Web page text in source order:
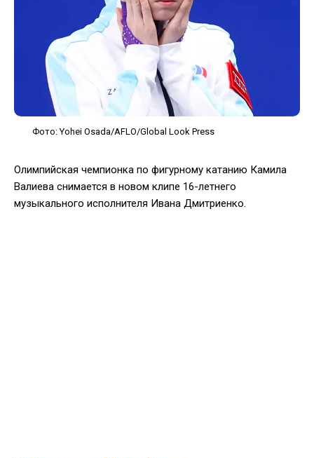
Фото: Yohei Osada/AFLO/Global Look Press
Олимпийская чемпионка по фигурному катанию Камила
Валиева снимается в новом клипе 16-летнего
музыкального исполнителя Ивана Дмитриенко.